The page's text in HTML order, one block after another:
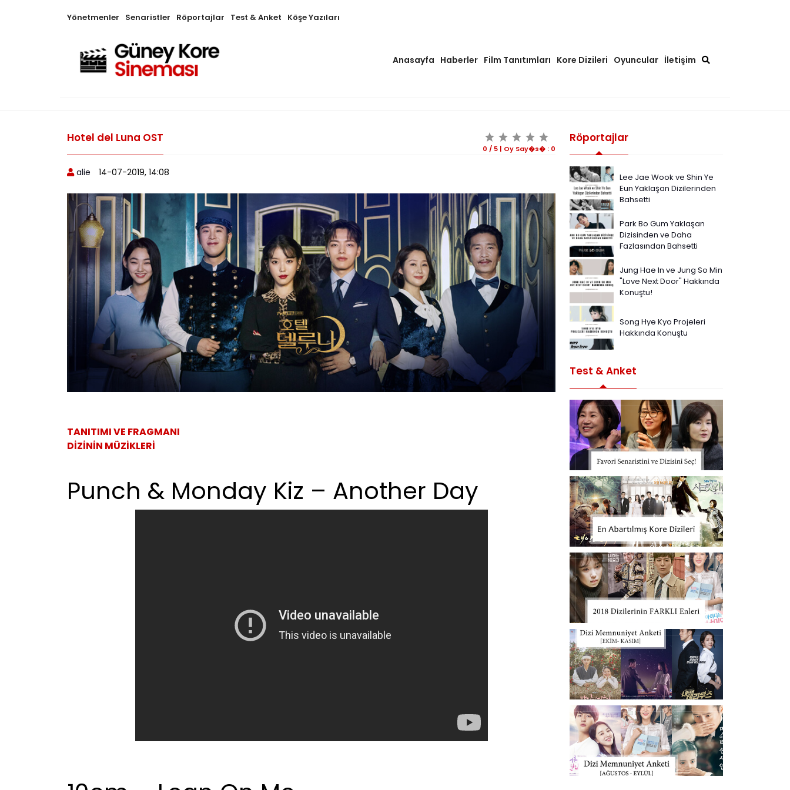
Yönetmenler Senaristler Röportajlar Test & Anket Köşe Yazıları
Anasayfa Haberler Film Tanıtımları Kore Dizileri Oyuncular İletişim
Hotel del Luna OST
0 / 5 | Oy Say�s� : 0
alie 14-07-2019, 14:08
TANITIMI VE FRAGMANI
DİZİNİN MÜZİKLERİ
Punch & Monday Kiz – Another Day
Röportajlar
Lee Jae Wook ve Shin Ye
Eun Yaklaşan Dizilerinden
Bahsetti
Park Bo Gum Yaklaşan
Dizisinden ve Daha
Fazlasından Bahsetti
Jung Hae In ve Jung So Min
"Love Next Door" Hakkında
Konuştu!
Song Hye Kyo Projeleri
Hakkında Konuştu
Test & Anket